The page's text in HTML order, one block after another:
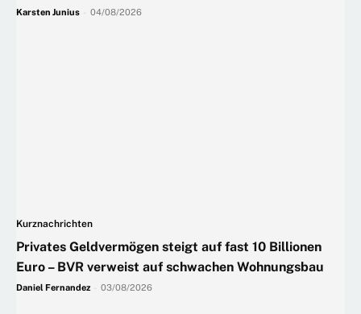
Karsten Junius 04/08/2026
Kurznachrichten
Privates Geldvermögen steigt auf fast 10 Billionen
Euro – BVR verweist auf schwachen Wohnungsbau
Daniel Fernandez 03/08/2026